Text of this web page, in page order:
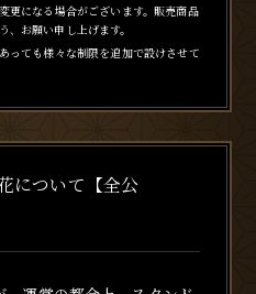
更になる場合がございます。販売商品
お願い申し上げます。
っても様々な制限を追加で設けさせて
について【全公